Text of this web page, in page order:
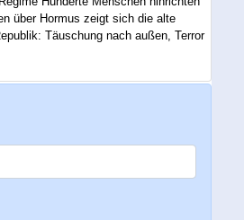
über Hormus zeigt sich die alte
Täuschung nach außen, Terror